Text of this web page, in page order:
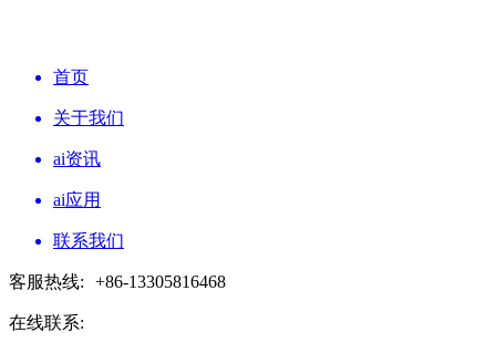
首页
关于我们
ai资讯
ai应用
联系我们
客服热线: +86-13305816468
在线联系: